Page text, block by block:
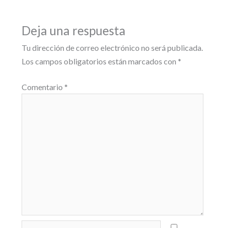
Deja una respuesta
Tu dirección de correo electrónico no será publicada.
Los campos obligatorios están marcados con *
Comentario *